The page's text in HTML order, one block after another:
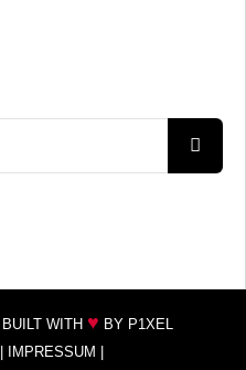
BUILT WITH ♥ BY P1XEL
IMPRESSUM